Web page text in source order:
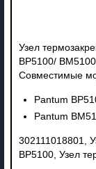
Узел
BP5100/ BM5100
Совместимые
Pantum
Pantum
302111018801,
BP5100, Узел